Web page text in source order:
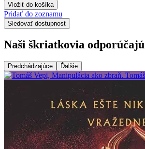
Vložiť do košíka
Pridať do zoznamu
Sledovať dostupnosť
Naši škriatkovia odporúčajú
Predchádzajúce Ďalšie